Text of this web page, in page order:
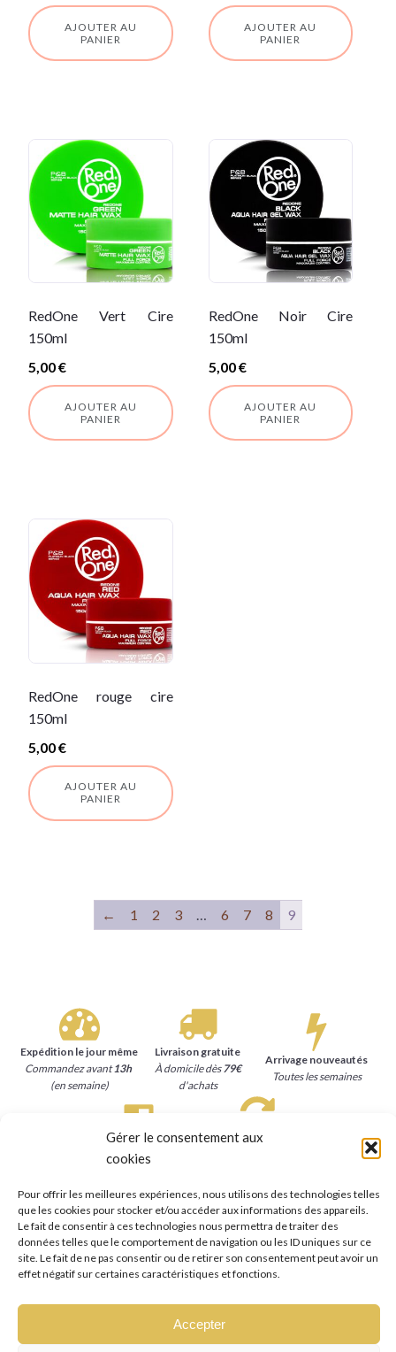
Gérer le consentement aux
cookies
Pour offrir les meilleures expériences, nous utilisons des technologies telles
que les cookies pour stocker et/ou accéder aux informations des appareils.
Le fait de consentir à ces technologies nous permettra de traiter des
données telles que le comportement de navigation ou les ID uniques sur ce
site. Le fait de ne pas consentir ou de retirer son consentement peut avoir un
effet négatif sur certaines caractéristiques et fonctions.
Accepter
AJOUTER AU
PANIER
AJOUTER AU
PANIER
RedOne Vert Cire
150ml
5,00€
AJOUTER AU
PANIER
RedOne Noir Cire
150ml
5,00€
AJOUTER AU
PANIER
RedOne rouge cire
150ml
5,00€
AJOUTER AU
PANIER
← 1 2 3 6 7 8 9
Expédition le jour même
Commandez avant13h
(en semaine)
Livraison gratuite
À domicile dès 79€
d'achats
Arrivage nouveautés
Toutes les semaines
Paiement sécurisé
Carte bancaire, Paypal
Satisfait ou remboursé